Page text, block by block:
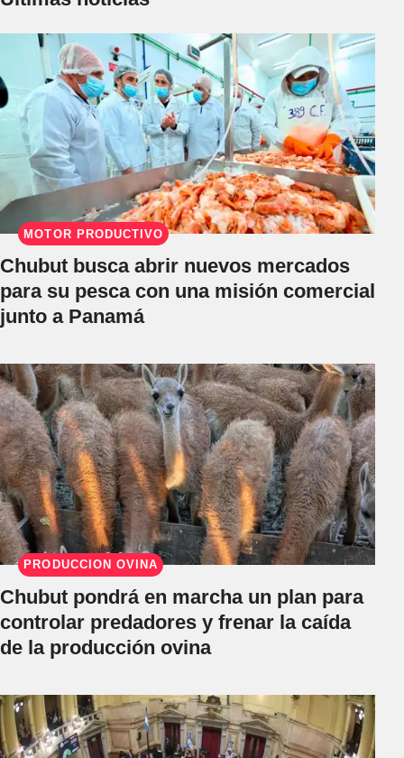
MOTOR PRODUCTIVO
Chubut busca abrir nuevos mercados
para su pesca con una misión comercial
junto a Panamá
PRODUCCIÓN OVINA
Chubut pondrá en marcha un plan para
controlar predadores y frenar la caída
de la producción ovina